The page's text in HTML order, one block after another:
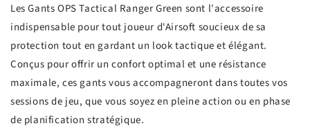
Les Gants OPS Tactical Ranger Green sont l'accessoire
indispensable pour tout joueur d'Airsoft soucieux de sa
protection tout en gardant un look tactique et élégant.
Conçus pour offrir un confort optimal et une résistance
maximale, ces gants vous accompagneront dans toutes vos
sessions de jeu, que vous soyez en pleine action ou en phase
de planification stratégique.